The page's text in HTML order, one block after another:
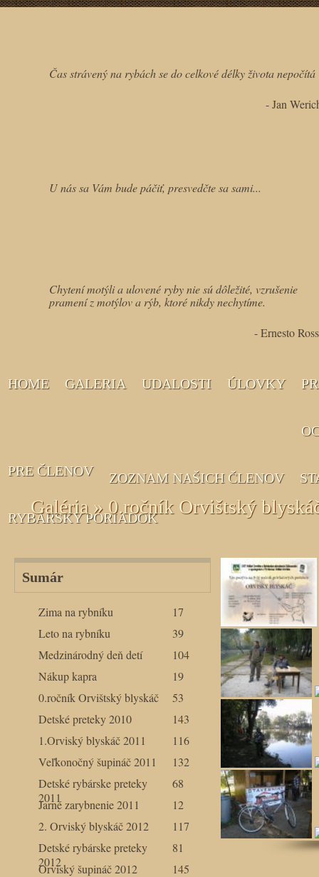
Čas strávený na rybách se do celkové délky života nepočítá
- Jan
U nás sa Vám bude páčiť, presvedčte sa sami...
Chytení motýli a ulovené ryby nie sú dôležité, vzrušenie
pramení z motýlov a rýb, ktoré nikdy nechytíme.
- Ernesto
HOME GALERIA UDALOSTI ÚLOVKY
PRE ČLENOV ZOZNAM NAŠICH ČLENOV
RYBÁRSKY PORIADOK
Galéria » 0.ročník Orvištský
Sumár
Zima na rybníku
17
Leto na rybníku
39
Medzinárodný deň detí
104
Nákup kapra
19
0.ročník Orvištský blyskáč
53
Detské preteky 2010
143
1.Orviský blyskáč 2011
116
Veľkonočný šupináč 2011
132
Detské rybárske preteky
2011
68
Jarné zarybnenie 2011
12
2. Orviský blyskáč 2012
117
Detské rybárske preteky
2012
81
Orviský šupináč 2012
145